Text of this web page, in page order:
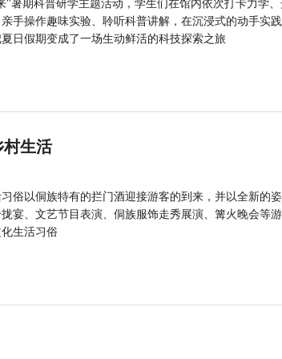
"暑期科普研学主题活动，学生们在馆内依次打卡力学
手操作趣味实验、聆听科普讲解，在沉浸式的动手实
日假期变成了一场生动鲜活的科技探索之旅
村生活
俗以侗族特有的拦门酒迎接游客的到来，并以全新的
宴、文艺节目表演、侗族服饰走秀展演、篝火晚会等
生活习俗